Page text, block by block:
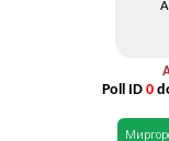
Poll ID 0